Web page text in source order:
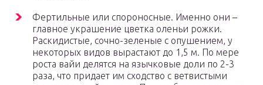
Фертильные или спороносные. Именно они –
главное украшение цветка оленьи рожки.
Раскидистые, сочно-зеленые с опушением, у
некоторых видов вырастают до 1,5 м. По мере
роста вайи делятся на язычковые доли по 2-3
раза, что придает им сходство с ветвистыми